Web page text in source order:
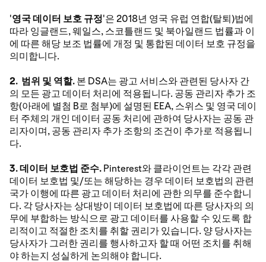
'영국 데이터 보호 규정'은 2018년 영국 유럽 연합(탈퇴)법에
따라 잉글랜드, 웨일스, 스코틀랜드 및 북아일랜드 법률과 이
에 따른 해당 보조 법률에 개정 및 통합된 데이터 보호 규정을
의미합니다.
2. 범위 및 역할. 본 DSA는 광고 서비스와 관련된 당사자 간
의 모든 광고 데이터 처리에 적용됩니다. 공동 관리자 추가 조
항(아래에 별첨 B로 첨부)에 설명된 EEA, 스위스 및 영국 데이
터 주체의 개인 데이터 공동 처리에 관하여 당사자는 공동 관
리자이며, 공동 관리자 추가 조항의 조건이 추가로 적용됩니
다.
3. 데이터 보호법 준수. Pinterest와 클라이언트는 각각 관련
데이터 보호법 및/또는 해당하는 경우 데이터 보호법의 관련
국가 이행에 따른 광고 데이터 처리에 관한 의무를 준수합니
다. 각 당사자는 상대방이 데이터 보호법에 따른 당사자의 의
무에 부합하는 방식으로 광고 데이터를 사용할 수 있도록 합
리적이고 적절한 조치를 취할 권리가 있습니다. 양 당사자는
당사자가 그러한 권리를 행사하고자 할 때 어떤 조치를 취해
야 하는지 성실하게 논의해야 합니다.